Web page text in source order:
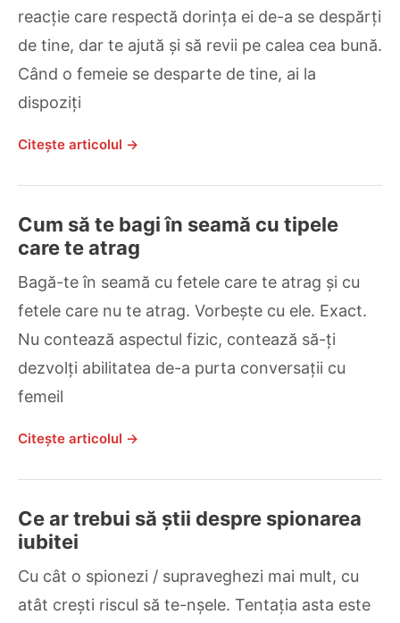
reacție care respectă dorința ei de-a se despărți
de tine, dar te ajută și să revii pe calea cea bună.
Când o femeie se desparte de tine, ai la
dispoziți
Citește articolul →
Cum să te bagi în seamă cu tipele
care te atrag
Bagă-te în seamă cu fetele care te atrag și cu
fetele care nu te atrag. Vorbește cu ele. Exact.
Nu contează aspectul fizic, contează să-ți
dezvolți abilitatea de-a purta conversații cu
femeil
Citește articolul →
Ce ar trebui să știi despre spionarea
iubitei
Cu cât o spionezi / supraveghezi mai mult, cu
atât crești riscul să te-nșele. Tentația asta este